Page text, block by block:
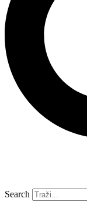
Search